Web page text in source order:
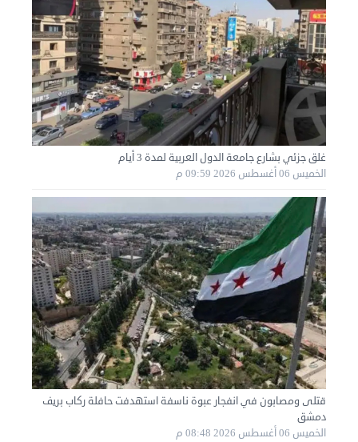
نقل عفش الكويت 50636444 فك وتركيب ايكيا محلي ...
الأحد 01 سبتمبر 2024 02:03 م
نقل عفش الكويت 50636444 فك وتركيب ايكيا محلي ...
غلق جزئي بشارع جامعة الدول العربية لمدة 3 أيام
الخميس 06 أغسطس 2026 09:59 م
قتلى ومصابون في انفجار عبوة ناسفة استهدفت حافلة ركاب بريف
دمشق
الخميس 06 أغسطس 2026 08:48 م